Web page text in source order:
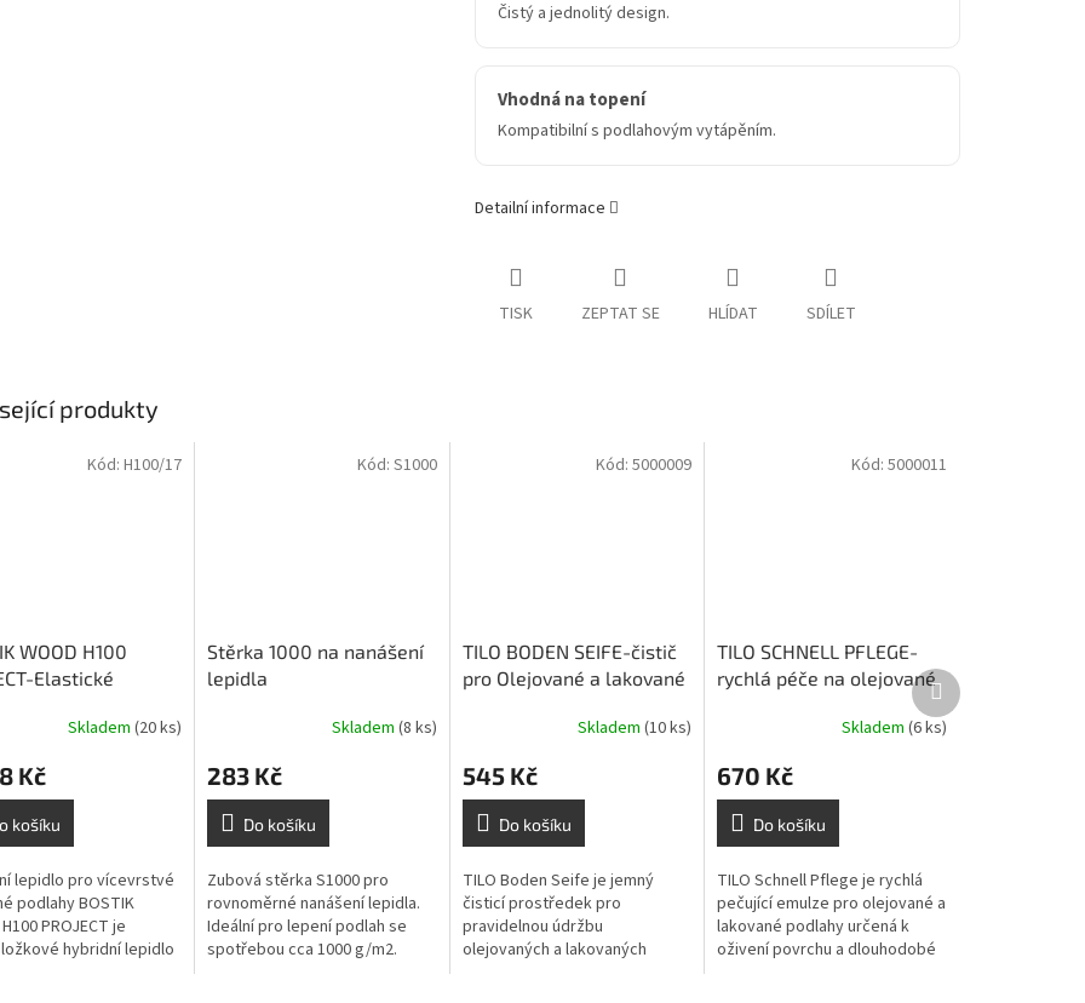
Čistý a jednolitý design.
Vhodná na topení
Kompatibilní s podlahovým vytápěním.
Detailní informace
TISK ZEPTAT SE HLÍDAT SDÍLET
produkty
WOOD H100
Elastické
parkety- 17 kg
Skladem (20 ks)
Kč
košíku
lepidlo pro vícevrstvé
podlahy BOSTIK
PROJECT je
hybridní lepidlo
Kód: H100/17
Stěrka 1000 na nanášení
lepidla
Skladem (8 ks)
283 Kč
Do košíku
Zubová stěrka S1000 pro
rovnoměrné nanášení lepidla.
Ideální pro lepení podlah se
spotřebou cca 1000 g/m2.
Kód: S1000
TILO BODEN SEIFE-čistič
pro Olejované a lakované
Skladem(10 ks)
545 Kč
Do košíku
TILO Boden Seife je jemný
čisticí prostředek pro
pravidelnou údržbu
olejovaných a lakovaných
Kód:5000009
TILO SCHNELL PFLEGE-
rychlá péče na olejované
a lakované podlahy - 1 litr
Skladem (6 ks)
670 Kč
Do košíku
TILO Schnell Pflege je rychlá
pečující emulze pro olejované a
lakované podlahy určená k
oživení povrchu a dlouhodobé
Kód: 5000011
Další
produkt